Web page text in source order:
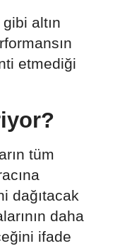
altın
etmediği
tüm
dağıtacak
daha
ifade